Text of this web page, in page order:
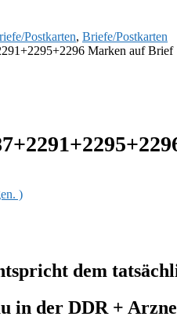
Postkarten, Briefe/Postkarten
Marken auf Brief
)
dem
in der DDR +